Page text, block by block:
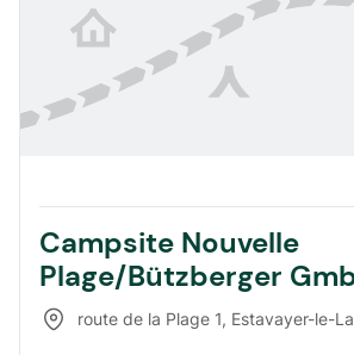
Campsite Nouvelle
Plage/Bützberger
route de la Plage 1, Estavayer-le-